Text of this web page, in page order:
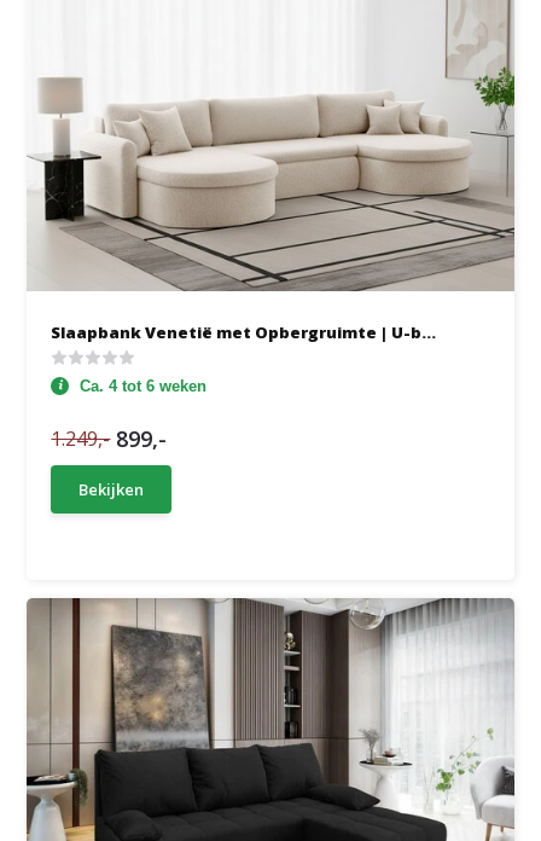
Slaapbank Venetië met Opbergruimte | U-b...
Ca. 4 tot 6 weken
1.249,- 899,-
Bekijken